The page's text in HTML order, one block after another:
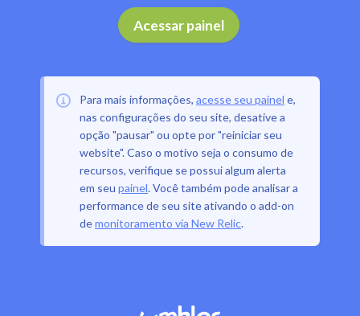
Acessar painel .
Para mais informações, acesse seu painel e,
nas configurações do seu site, desative a
opção "pausar" ou opte por "reiniciar seu
website". Caso o motivo seja o consumo de
recursos, verifique se possui algum alerta
em seu painel. Você também pode analisar a
performance de seu site ativando o add-on
demonitoramento via New Relic.